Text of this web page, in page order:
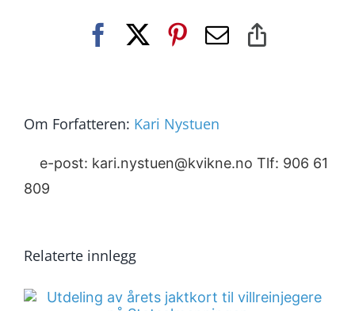
Facebook Pinterest
E-
Om Forfatteren: Kari Nystuen
e-post: kari.nystuen@kvikne.no Tlf: 906 61
809
Relaterte innlegg